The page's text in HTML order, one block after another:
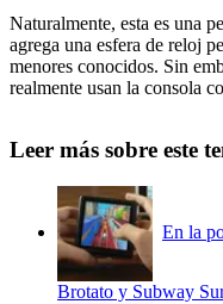
Naturalmente, esta es una
agrega una esfera de reloj
menores conocidos. Sin
realmente usan la consola
Leer más sobre este
En la
Brotato y Subway